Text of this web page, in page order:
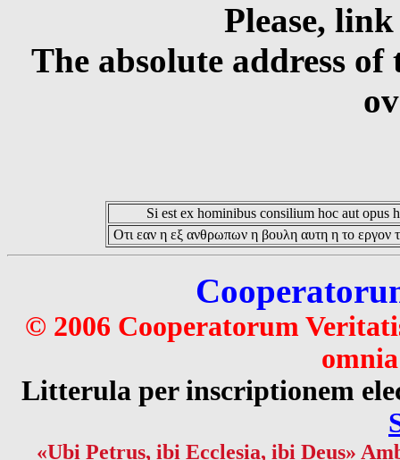
Please,
The absolute address
Si est ex hominibus consilium hoc aut opus
Οτι εαν η εξ ανθρωπων η βουλη αυτη η το εργον
© 2006 Cooperatorum
Litterula per inscriptionem
«Ubi Petrus, ibi Ecclesia, ibi Deus»